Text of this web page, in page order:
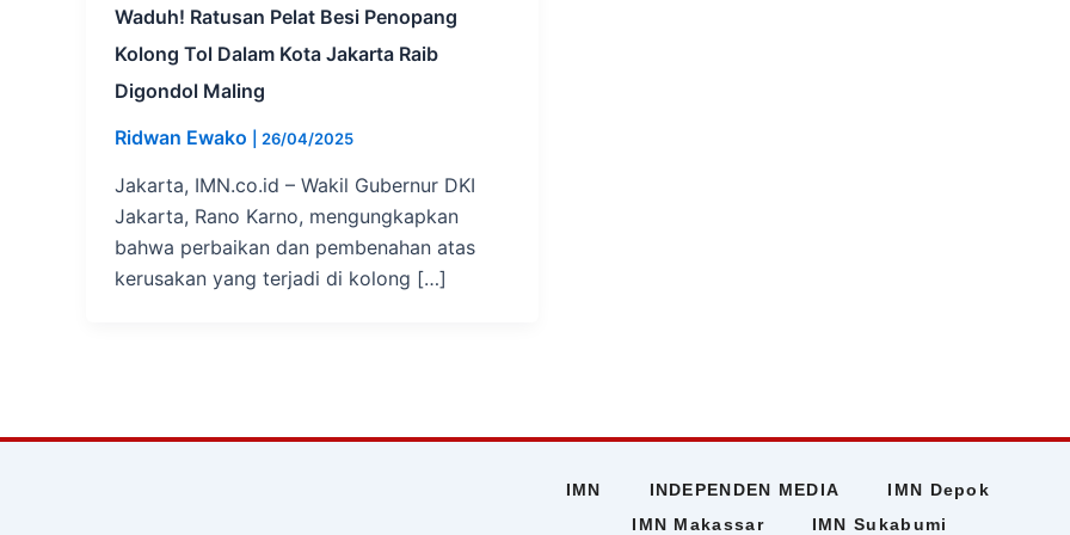
Waduh! Ratusan Pelat Besi Penopang
Kolong Tol Dalam Kota Jakarta Raib
Digondol Maling
Ridwan Ewako
26/04/2025
Jakarta, IMN.co.id – Wakil Gubernur DKI
Jakarta, Rano Karno, mengungkapkan
bahwa perbaikan dan pembenahan atas
kerusakan yang terjadi di kolong […]
IMN INDEPENDEN MEDIA
IMN Depok
IMN Makassar
IMN Sukabumi